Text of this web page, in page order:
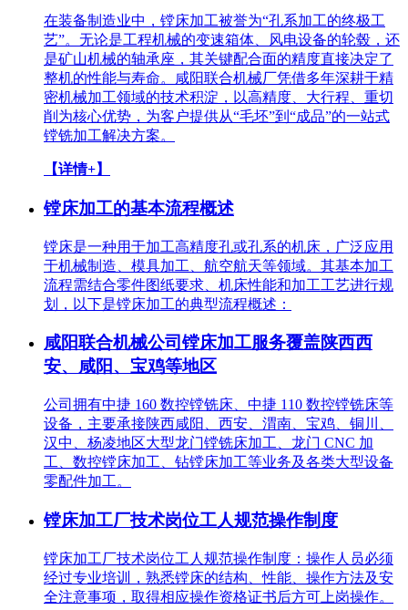
在装备制造业中，镗床加工被誉为“孔系加工的终极工
艺”。无论是工程机械的变速箱体、风电设备的轮毂，还
是矿山机械的轴承座，其关键配合面的精度直接决定了
整机的性能与寿命。咸阳联合机械厂凭借多年深耕于精
密机械加工领域的技术积淀，以高精度、大行程、重切
削为核心优势，为客户提供从“毛坯”到“成品”的一站式
镗铣加工解决方案。
【详情+】
镗床加工的基本流程概述
镗床是一种用于加工高精度孔或孔系的机床，广泛应用
于机械制造、模具加工、航空航天等领域。其基本加工
流程需结合零件图纸要求、机床性能和加工工艺进行规
划，以下是镗床加工的典型流程概述：
咸阳联合机械公司镗床加工服务覆盖陕西西
安、咸阳、宝鸡等地区
公司拥有中捷 160 数控镗铣床、中捷 110 数控镗铣床等
设备，主要承接陕西咸阳、西安、渭南、宝鸡、铜川、
汉中、杨凌地区大型龙门镗铣床加工、龙门 CNC 加
工、数控镗床加工、钻镗床加工等业务及各类大型设备
零配件加工。
镗床加工厂技术岗位工人规范操作制度
镗床加工厂技术岗位工人规范操作制度：操作人员必须
经过专业培训，熟悉镗床的结构、性能、操作方法及安
全注意事项，取得相应操作资格证书后方可上岗操作。